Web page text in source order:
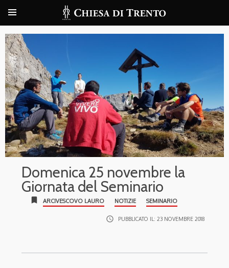
Domenica 25 novembre la
Giornata del Seminario
bookmark ARCIVESCOVO LAURO NOTIZIE SEMINARIO
access_time PUBBLICATO IL: 23 NOVEMBRE 2018